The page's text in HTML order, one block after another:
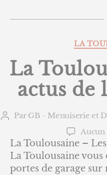
LA
La
actus de
Auteur
l’article
Par GB - Menuiserie et
Aucun
La Toulousaine –
La Toulousaine
portes de garage